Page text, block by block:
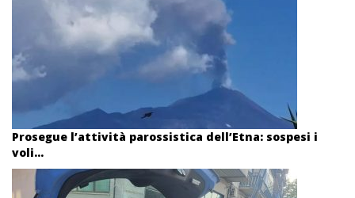
Prosegue l’attività parossistica dell’Etna: sospesi i
voli...